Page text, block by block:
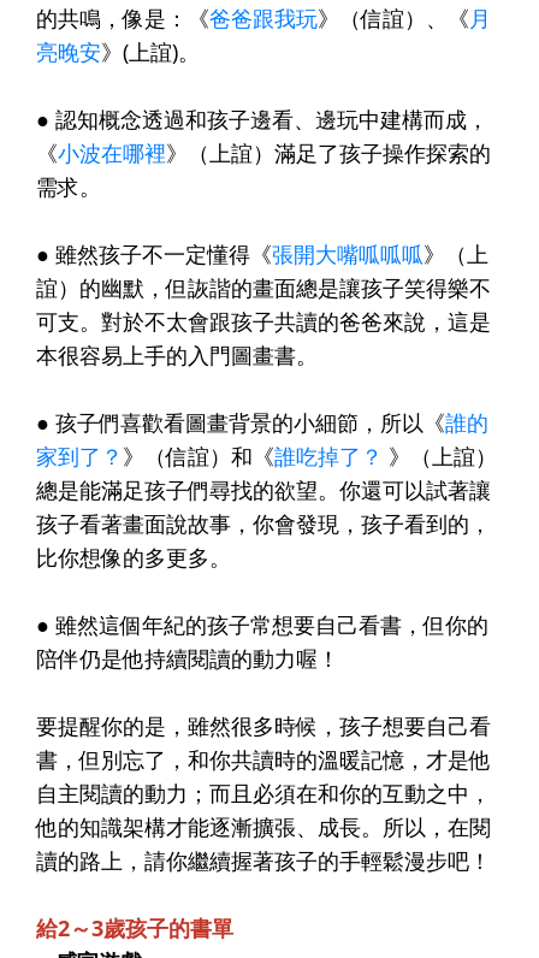
的共鳴，像是：《爸爸跟我玩》（信誼）、《 月
亮晚安》(上誼)。
● 認知概念透過和孩子邊看、邊玩中建構而成，
《小波在哪裡》（上誼）滿足了孩子操作探索的
需求。
● 雖然孩子不一定懂得《張開大嘴呱呱呱》（上
誼）的幽默，但詼諧的畫面總是讓孩子笑得樂不
可支。對於不太會跟孩子共讀的爸爸來說，這是
本很容易上手的入門圖畫書。
● 孩子們喜歡看圖畫背景的小細節，所以《誰的
家到了？ 》（信誼）和《誰吃掉了？ 》（上誼）
總是能滿足孩子們尋找的欲望。你還可以試著讓
孩子看著畫面說故事，你會發現，孩子看到的，
比你想像的多更多。
● 雖然這個年紀的孩子常想要自己看書，但你的
陪伴仍是他持續閱讀的動力喔！
要提醒你的是，雖然很多時候，孩子想要自己看
書，但別忘了，和你共讀時的溫暖記憶，才是他
自主閱讀的動力；而且必須在和你的互動之中，
他的知識架構才能逐漸擴張、成長。所以，在閱
讀的路上，請你繼續握著孩子的手輕鬆漫步吧！
給2～3歲孩子的書單